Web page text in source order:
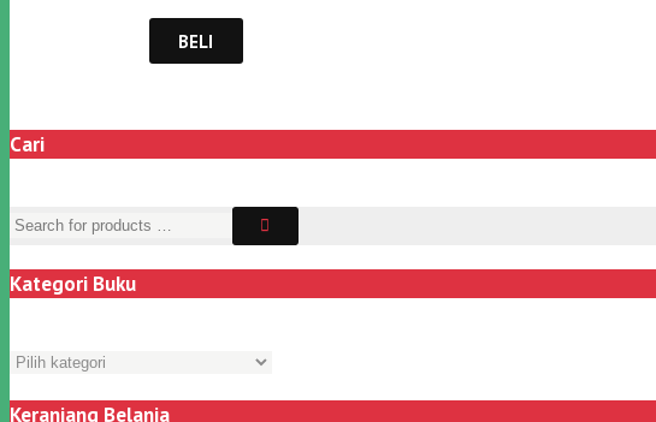
BELI
Cari
Kategori Buku
Keranjang Belanja